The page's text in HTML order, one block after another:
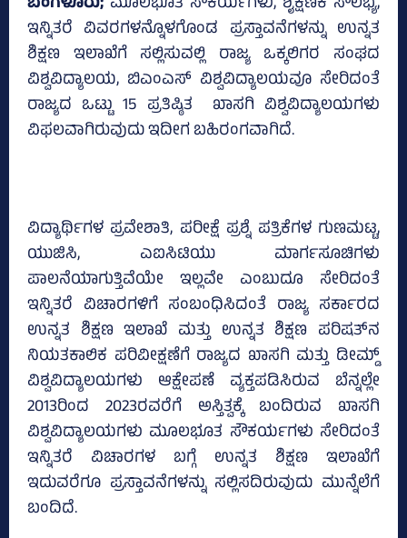
ಇನ್ನಿತರೆ ವಿವರಗಳನ್ನೊಳಗೊಂಡ ಪ್ರಸ್ತಾವನೆಗಳನ್ನು ಉನ್ನತ
ಶಿಕ್ಷಣ ಇಲಾಖೆಗೆ ಸಲ್ಲಿಸುವಲ್ಲಿ ರಾಜ್ಯ ಒಕ್ಕಲಿಗರ ಸಂಘದ
ವಿಶ್ವವಿದ್ಯಾಲಯ, ಬಿಎಂಎಸ್‌ ವಿಶ್ವವಿದ್ಯಾಲಯವೂ ಸೇರಿದಂತೆ
ರಾಜ್ಯದ ಒಟ್ಟು 15 ಪ್ರತಿಷ್ಠಿತ ಖಾಸಗಿ ವಿಶ್ವವಿದ್ಯಾಲಯಗಳು
ವಿಫಲವಾಗಿರುವುದು ಇದೀಗ ಬಹಿರಂಗವಾಗಿದೆ.
ವಿದ್ಯಾರ್ಥಿಗಳ ಪ್ರವೇಶಾತಿ, ಪರೀಕ್ಷೆ ಪ್ರಶ್ನೆ ಪತ್ರಿಕೆಗಳ ಗುಣಮಟ್ಟ,
ಯುಜಿಸಿ, ಎಐಸಿಟಿಯು ಮಾರ್ಗಸೂಚಿಗಳು
ಪಾಲನೆಯಾಗುತ್ತಿವೆಯೇ ಇಲ್ಲವೇ ಎಂಬುದೂ ಸೇರಿದಂತೆ
ಇನ್ನಿತರೆ ವಿಚಾರಗಳಿಗೆ ಸಂಬಂಧಿಸಿದಂತೆ ರಾಜ್ಯ ಸರ್ಕಾರದ
ಉನ್ನತ ಶಿಕ್ಷಣ ಇಲಾಖೆ ಮತ್ತು ಉನ್ನತ ಶಿಕ್ಷಣ ಪರಿಷತ್‌ನ
ನಿಯತಕಾಲಿಕ ಪರಿವೀಕ್ಷಣೆಗೆ ರಾಜ್ಯದ ಖಾಸಗಿ ಮತ್ತು ಡೀಮ್ಡ್‌
ವಿಶ್ವವಿದ್ಯಾಲಯಗಳು ಆಕ್ಷೇಪಣೆ ವ್ಯಕ್ತಪಡಿಸಿರುವ ಬೆನ್ನಲ್ಲೇ
2013ರಿಂದ 2023ರವರೆಗೆ ಅಸ್ತಿತ್ವಕ್ಕೆ ಬಂದಿರುವ ಖಾಸಗಿ
ವಿಶ್ವವಿದ್ಯಾಲಯಗಳು ಮೂಲಭೂತ ಸೌಕರ್ಯಗಳು ಸೇರಿದಂತೆ
ಇನ್ನಿತರೆ ವಿಚಾರಗಳ ಬಗ್ಗೆ ಉನ್ನತ ಶಿಕ್ಷಣ ಇಲಾಖೆಗೆ
ಇದುವರೆಗೂ ಪ್ರಸ್ತಾವನೆಗಳನ್ನು ಸಲ್ಲಿಸದಿರುವುದು ಮುನ್ನೆಲೆಗೆ
ಬಂದಿದೆ.